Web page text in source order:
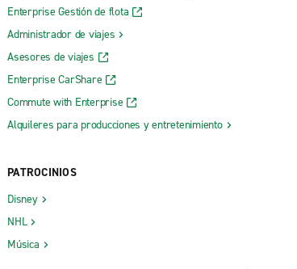
Enterprise Gestión de flota
Administrador de viajes
Asesores de viajes
Enterprise CarShare
Commute with Enterprise
Alquileres para producciones y entretenimiento
PATROCINIOS
Disney
NHL
Música